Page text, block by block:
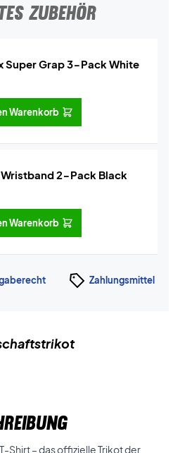
ZUBEHÖR
Super Grap 3-Pack White
Warenkorb
Wristband 2-Pack Black
Warenkorb
Zahlungsmittel
Shirt – das offizielle Trikot der